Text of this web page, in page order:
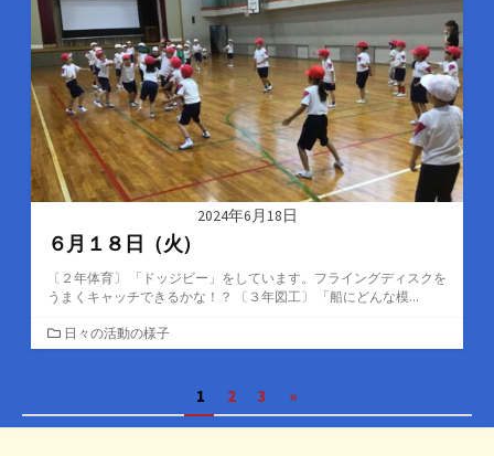
リ
ー
2024年6月18日
６月１８日（火）
〔２年体育〕 「ドッジビー」をしています。フライングディスクを
うまくキャッチできるかな！？ 〔３年図工〕 「船にどんな模...
カ
テ
ー
日々の活動の様子
稿
1 2 3 »